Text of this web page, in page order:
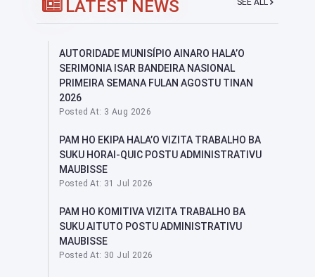
LATEST NEWS SEE ALL
AUTORIDADE MUNISÍPIO AINARO HALA’O
SERIMONIA ISAR BANDEIRA NASIONAL
PRIMEIRA SEMANA FULAN AGOSTU TINAN
2026
Posted At: 3 Aug 2026
PAM HO EKIPA HALA’O VIZITA TRABALHO BA
SUKU HORAI-QUIC POSTU ADMINISTRATIVU
MAUBISSE
Posted At: 31 Jul 2026
PAM HO KOMITIVA VIZITA TRABALHO BA
SUKU AITUTO POSTU ADMINISTRATIVU
MAUBISSE
Posted At: 30 Jul 2026